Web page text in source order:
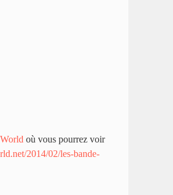
où vous pourrez voir
2014/02/les-bande-